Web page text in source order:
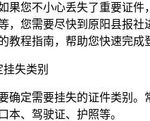
果您不小心丢失了重要证件
，您需要尽快到原阳县报社
教程指南，帮助您快速完成
失类别
确定需要挂失的证件类别。
本、驾驶证、护照等。